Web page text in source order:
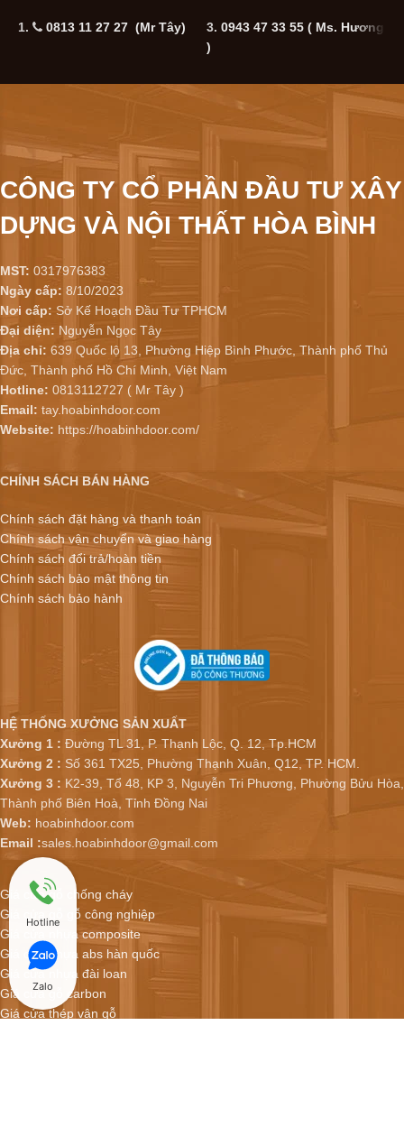
1. 0813 11 27 27 (Mr Tây) 3. 0943 47 33 55 ( Ms. Hương
)
CÔNG TY CỔ PHẦN ĐẦU TƯ XÂY
DỰNG VÀ NỘI THẤT HÒA BÌNH
MST: 0317976383
Ngày cấp: 8/10/2023
Nơi cấp: Sở Kế Hoạch Đầu Tư TPHCM
Đại diện: Nguyễn Ngọc Tây
Địa chỉ: 639 Quốc lộ 13, Phường Hiệp Bình Phước, Thành phố Thủ
Đức, Thành phố Hồ Chí Minh, Việt Nam
Hotline: 0813112727 ( Mr Tây )
Email: tay.hoabinhdoor.com
Website: https://hoabinhdoor.com/
CHÍNH SÁCH BÁN HÀNG
Chính sách đặt hàng và thanh toán
Chính sách vận chuyển và giao hàng
Chính sách đổi trả/hoàn tiền
Chính sách bảo mật thông tin
Chính sách bảo hành
HỆ THỐNG XƯỞNG SẢN XUẤT
Xưởng 1 : Đường TL 31, P. Thạnh Lộc, Q. 12, Tp.HCM
Xưởng 2 : Số 361 TX25, Phường Thạnh Xuân, Q12, TP. HCM.
Xưởng 3 : K2-39, Tổ 48, KP 3, Nguyễn Tri Phương, Phường Bửu Hòa,
Thành phố Biên Hoà, Tỉnh Đồng Nai
Web: hoabinhdoor.com
Email :sales.hoabinhdoor@gmail.com
Giá cửa gỗ chống cháy
Giá cửa gỗ gỗ công nghiệp
Giá cửa nhựa composite
Giá cửa nhựa abs hàn quốc
Giá cửa nhựa đài loan
Giá cửa gỗ carbon
Giá cửa thép vân gỗ
Hotline
Zalo